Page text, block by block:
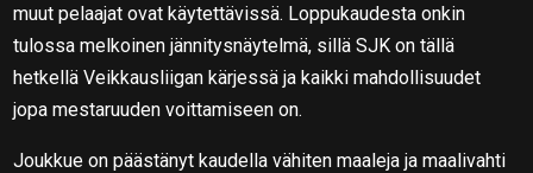
muut pelaajat ovat käytettävissä. Loppukaudesta onkin
tulossa melkoinen jännitysnäytelmä, sillä SJK on tällä
hetkellä Veikkausliigan kärjessä ja kaikki mahdollisuudet
jopa mestaruuden voittamiseen on.
Joukkue on päästänyt kaudella vähiten maaleja ja maalivahti